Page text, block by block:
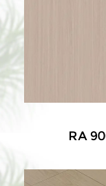
RA